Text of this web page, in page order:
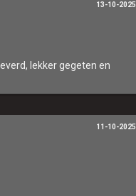
lekker gegeten en
13-10-2025
11-10-2025